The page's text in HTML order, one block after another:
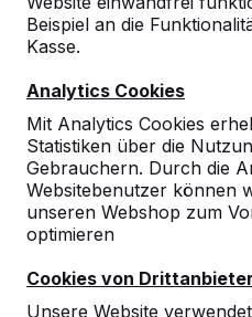
Beispiel an die
Kasse.
Analytics Cookies
Mit Analytics Cookies
Statistiken über die
Gebrauchern. Durch die
Websitebenutzer können
unseren Webshop zum
optimieren
Cookies von
Unsere Website
10
10
Sportservice Berlin
10